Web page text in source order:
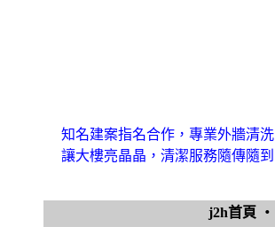
知名建案指名合作，專業外牆清洗
讓大樓亮晶晶，清潔服務隨傳隨到
j2h首頁 ‧